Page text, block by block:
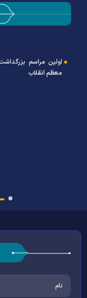
اولین مراسم
معظم انقلاب